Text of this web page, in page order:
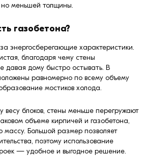
но меньшей толщины.
газобетона?
энергосберегающие характеристики.
благодаря чему стены
давая дому быстро остывать. В
равномерно по всему объему
мостиков холода.
весу блоков, стены меньше перегружают
объеме кирпичей и газобетона,
массу. Большой размер позволяет
поэтому использование
— удобное и выгодное решение.